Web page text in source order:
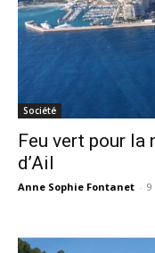
Société
Feu vert pour la
d’Ail
Anne Sophie Fontanet - 9